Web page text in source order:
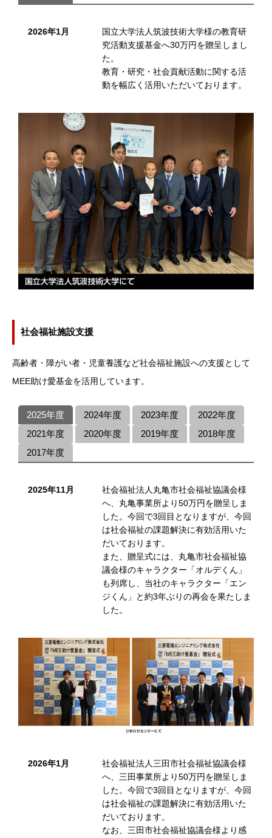
2026年1月
国立大学法人筑波技術大学様の教育研
究活動支援基金へ30万円を贈呈しまし
た。
教育・研究・社会貢献活動に関する活
動を幅広く活用いただいております。
社会福祉施設支援
高齢者・障がい者・児童養護など社会福祉施設への支援として
MEE助け愛基金を活用しています。
2025年度 2024年度 2023年度
2022年度
2021年度
2020年度 2019年度
2018年度
2017年度
2025年11月
社会福祉法人丸亀市社会福祉協議会様
へ、丸亀事業所より50万円を贈呈しま
した。今回で3回目となりますが、今回
は社会福祉の課題解決に有効活用いた
だいております。
また、贈呈式には、丸亀市社会福祉協
議会様のキャラクター「オルデくん」
も列席し、当社のキャラクター「エン
ジくん」と約3年ぶりの再会を果たしま
した。
2026年1月
社会福祉法人三田市社会福祉協議会様
へ、三田事業所より50万円を贈呈しま
した。今回で3回目となりますが、今回
は社会福祉の課題解決に有効活用いた
だいております。
なお、三田市社会福祉協議会様より感